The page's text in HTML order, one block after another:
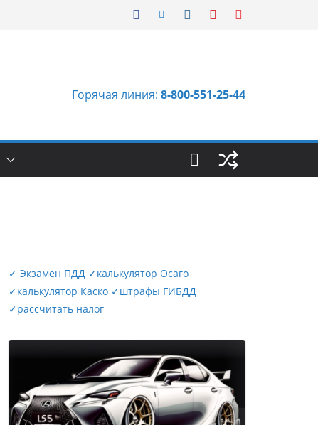
Горячая линия: 8-800-551-25-44
✓ Экзамен ПДД ✓калькулятор Осаго
✓калькулятор Каско ✓штрафы ГИБДД
✓рассчитать налог